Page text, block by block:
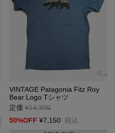
VINTAGE Patagonia Fitz Roy
Bear Logo Tシャツ
定価 ¥14,300
→
50%OFF ¥7,150 税込